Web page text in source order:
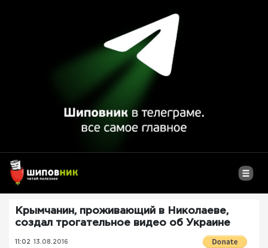
Крымчанин, проживающий в Николаеве,
создал трогательное видео об Украине
11:02 13.08.2016